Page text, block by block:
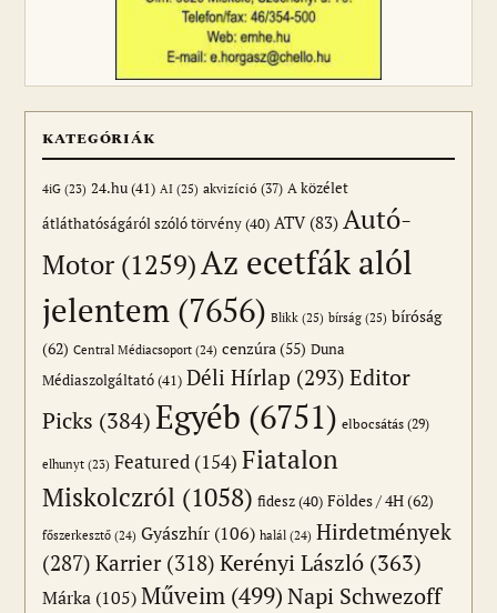
KATEGÓRIÁK
4iG (23) 24.hu(41) AI (25) akvizíció (37) A közélet
átláthatóságáról szóló törvény(40) ATV(83) Autó-
Motor (1259)Az ecetfák alól
jelentem (7656) Blikk (25) bírság (25) bíróság
(62) Central Médiacsoport (24) cenzúra(55) Duna
Médiaszolgáltató(41) Déli Hírlap (293) Editor
Picks (384)Egyéb (6751) elbocsátás (29)
elhunyt (23) Featured (154) Fiatalon
Miskolczról (1058) fidesz(40) Földes / 4H(62)
főszerkesztő (24) Gyászhír (106) halál (24) Hirdetmények
(287) Karrier(318) Kerényi László (363)
Márka (105) Műveim (499)Napi Schwezoff